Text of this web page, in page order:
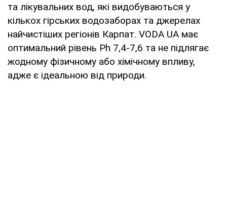
та лікувальних вод, які видобуваються у
кількох гірських водозаборах та джерелах
найчистіших регіонів Карпат. VODA UA має
оптимальний рівень Ph 7,4-7,6 та не підлягає
жодному фізичному або хімічному впливу,
адже є ідеальною від природи.